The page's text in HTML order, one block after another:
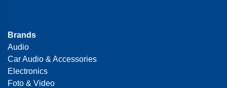
Brands
Audio
Car Audio & Accessories
Electronics
Foto & Video